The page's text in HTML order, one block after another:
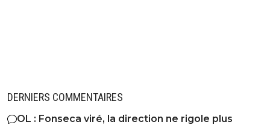
DERNIERS COMMENTAIRES
OL : Fonseca viré, la direction ne rigole plus